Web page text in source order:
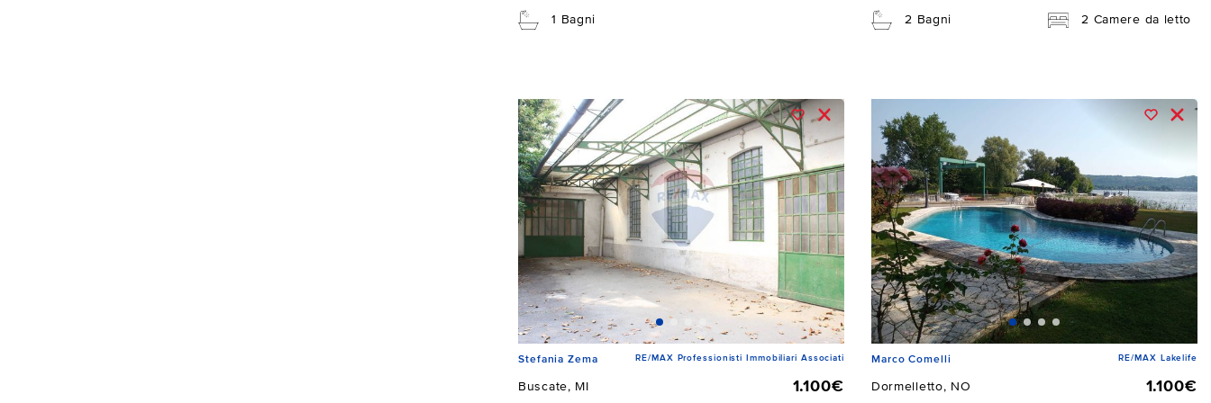
1 Bagni 2 Bagni 2 Camere da letto
Stefania Zema RE/MAX Professionisti Immobiliari Associati
Buscate, MI
1.100€
Marco Comelli RE/MAX Lakelife
Dormelletto, NO
1.100€